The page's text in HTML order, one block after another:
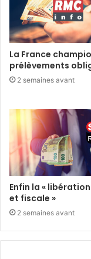
La France
prélèvements
2 semaines avant
Enfin la «
et fiscale »
2 semaines avant